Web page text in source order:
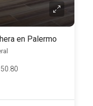
en Palermo
50.80